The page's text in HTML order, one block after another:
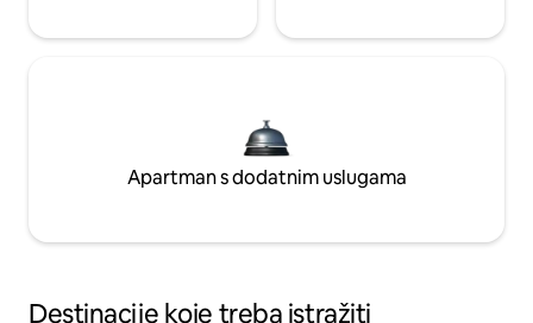
Apartman s dodatnim uslugama
Destinacije koje treba istražiti